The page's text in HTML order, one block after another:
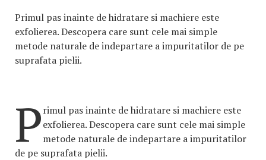
Primul pas inainte de hidratare si machiere este
exfolierea. Descopera care sunt cele mai simple
metode naturale de indepartare a impuritatilor de pe
suprafata pielii.
Primul pas inainte de hidratare si machiere este
exfolierea. Descopera care sunt cele mai simple
metode naturale de indepartare a impuritatilor
de pe suprafata pielii.